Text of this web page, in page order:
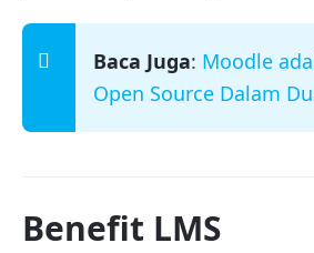
Baca Juga: Moodle
Open Source Dalam
Benefit LMS